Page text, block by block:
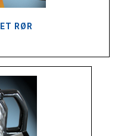
RØR